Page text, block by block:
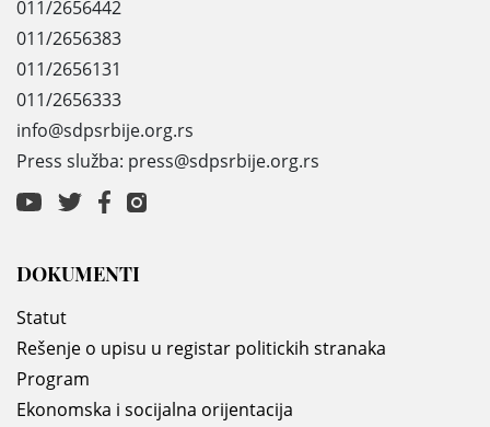
011/2656442
011/2656383
011/2656131
011/2656333
info@sdpsrbije.org.rs
Press služba: press@sdpsrbije.org.rs
DOKUMENTI
Statut
Rešenje o upisu u registar politickih stranaka
Program
Ekonomska i socijalna orijentacija